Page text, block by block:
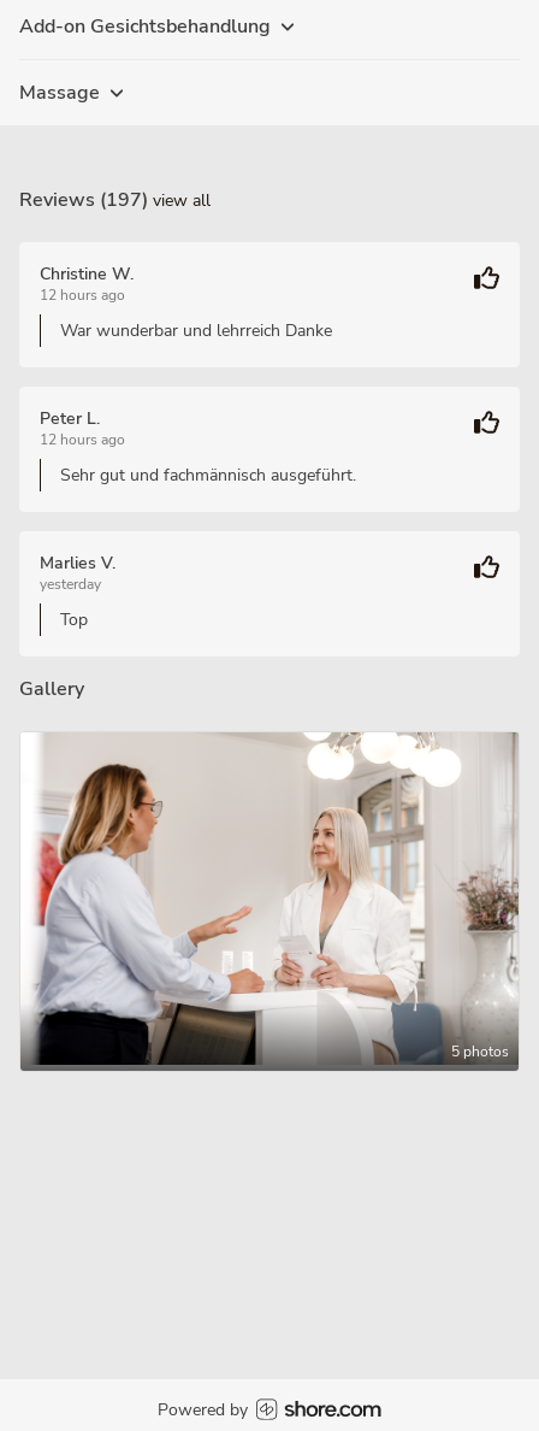
Add-on Gesichtsbehandlung
Massage
Reviews (197) view all
Christine W.
12 hours ago
War wunderbar und lehrreich Danke
Peter L.
12 hours ago
Sehr gut und fachmännisch ausgeführt.
Marlies V.
yesterday
Top
Gallery
5 photos
Powered by